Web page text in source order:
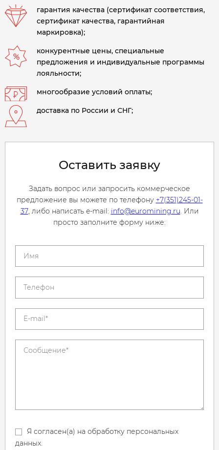
гарантия качества (сертификат соответствия,
сертификат качества, гарантийная
маркировка);
конкурентные цены, специальные
предложения и индивидуальные программы
лояльности;
многообразие условий оплаты;
доставка по России и СНГ;
Оставить заявку
Задать вопрос или запросить коммерческое
предложение вы можете по телефону +7(351)245-01-
37, либо написать e-mail: info@euromining.ru. Или
просто заполните форму ниже:
Я согласен(а) на обработку персональных
данных.